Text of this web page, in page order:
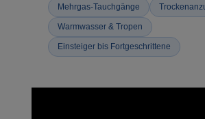
Mehrgas-Tauchgänge
Warmwasser & Tropen
Einsteiger bis Fortgeschrittene